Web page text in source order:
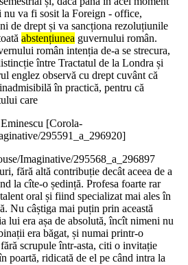
nu va fi sosit la Foreign - office,
de drept și va sancționa rezoluțiunile
abstențiunea guvernului român.
român intenția de-a se strecura,
între Tractatul de la Londra și
englez observă cu drept cuvânt că
în practică, pentru că
care
[Corola-
295591_a_296920]
Imaginative/295568_a_296897
fără altă contribuție decât aceea de a
la cîte-o ședință. Profesa foarte rar
oral și fiind specializat mai ales în
Nu câștiga mai puțin prin această
lui era așa de absolută, încît nimeni nu
era băgat, și numai printr-o
scrupule într-asta, citi o invitație
poartă, ridicată de el pe când intra la